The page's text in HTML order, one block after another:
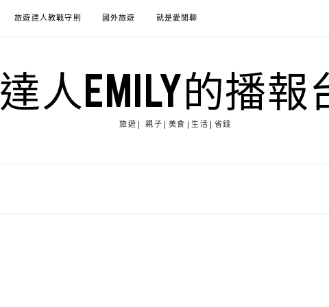
旅遊達人教戰守則 國外旅遊 就是愛閒聊
達人EMILY的播報
旅遊| 親子|美食|生活|省錢